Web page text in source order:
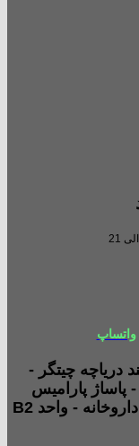
واتساپ
باملند دریاچه چیتگر -
پاساژ پارامیس